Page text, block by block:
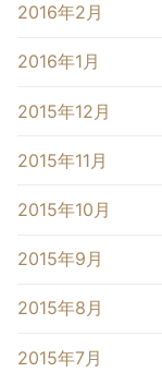
2016年2月
2016年1月
2015年12月
2015年11月
2015年10月
2015年9月
2015年8月
2015年7月